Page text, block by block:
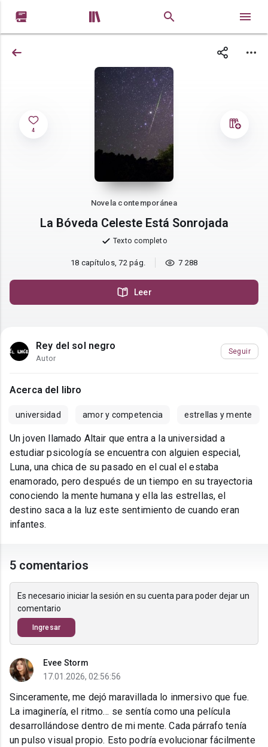
 
4
Novela contemporánea
La Bóveda Celeste Está Sonrojada
Texto completo
18 capítulos, 72 pág. 7 288
Leer
Rey del sol negro
Autor
Seguir
Acerca del libro
universidad amor y competencia estrellas y mente
Un joven llamado Altair que entra a la universidad a
estudiar psicología se encuentra con alguien especial,
Luna, una chica de su pasado en el cual el estaba
enamorado, pero después de un tiempo en su trayectoria
conociendo la mente humana y ella las estrellas, el
destino saca a la luz este sentimiento de cuando eran
infantes.
5 comentarios
Es necesario iniciar la sesión en su cuenta para poder dejar un
comentario
Ingresar
Evee Storm
17.01.2026, 02:56:56
Sinceramente, me dejó maravillada lo inmersivo que fue.
La imaginería, el ritmo… se sentía como una película
desarrollándose dentro de mi mente. Cada párrafo tenía
un pulso visual propio. Esto podría evolucionar fácilmente